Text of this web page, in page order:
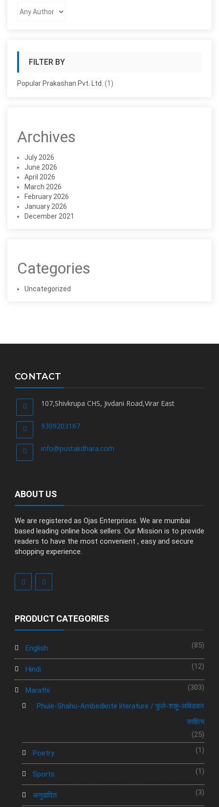
FILTER BY
Popular Prakashan Pvt. Ltd. (1)
Archives
July 2026
June 2026
April 2026
March 2026
February 2026
January 2026
December 2021
Categories
Uncategorized
CONTACT
107,Shivkrupa CHS, Jivdani Road,Virar East
9309203167
info@pustakdhara.com
ABOUT US
We are registered as Ojas Enterprises. We are mumbai
based leading online book sellers. Our Mission is to provide
readers to have the most convenient , easy and secure
shopping experience.
PRODUCT CATEGORIES
English (85)
Hindi (12)
Marathi (303)
Phule-Shahu-Ambedkrite literature / फुले-शाहू-आंबेडकर
साहित्य
(25)
Poetry (1)
Sports (1)
अनुवादित (3)